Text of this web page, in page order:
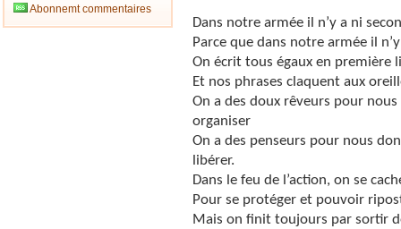
Abonnemt commentaires
Dans notre armée il n’y a ni
Parce que dans notre armée il
On écrit tous égaux en première
Et nos phrases claquent aux
On a des doux rêveurs pour
organiser
On a des penseurs pour nous
libérer.
Dans le feu de l’action, on se
Pour se protéger et pouvoir
Mais on finit toujours par sortir